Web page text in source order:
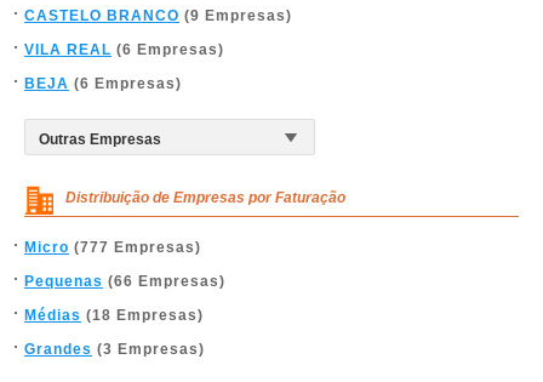
CASTELO BRANCO (9 Empresas)
VILA REAL (6 Empresas)
BEJA (6 Empresas)
Distribuição de Empresas por Faturação
Micro (777 Empresas)
Pequenas (66 Empresas)
Médias (18 Empresas)
Grandes (3 Empresas)